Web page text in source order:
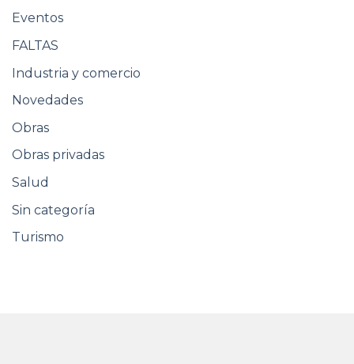
Eventos
FALTAS
Industria y comercio
Novedades
Obras
Obras privadas
Salud
Sin categoría
Turismo